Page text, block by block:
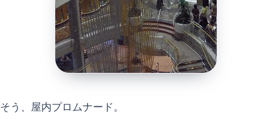
そう、屋内プロムナード。